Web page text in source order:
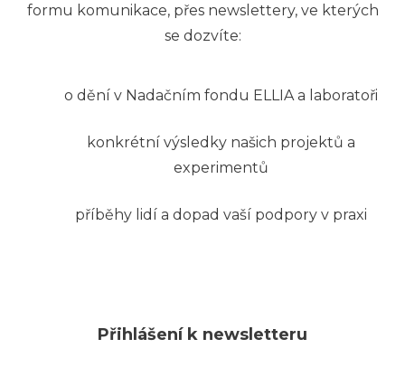
formu komunikace, přes newslettery, ve kterých
se dozvíte:
o dění v Nadačním fondu ELLIA a laboratoři
konkrétní výsledky našich projektů a
experimentů
příběhy lidí a dopad vaší podpory v praxi
Přihlášení k newsletteru